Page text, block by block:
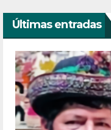
Últimas entradas